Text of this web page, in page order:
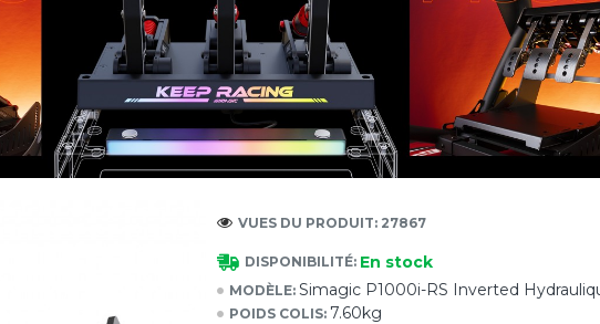
DISPONIBILITÉ: En stock
MODÈLE: Simagic P1000i-RS Inverted
POIDS COLIS: 7.60kg
VUES DU PRODUIT: 27867